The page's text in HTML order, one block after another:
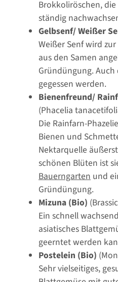
Brokkoliröschen,
ständig
Gelbsenf/ Weißer
Weißer Senf wird
aus den Samen
Gründüngung.
gegessen werden.
Bienenfreund/
(Phacelia
Die Rainfarn-
Bienen und
Nektarquelle
schönen Blüten ist
Bauerngarten und
Gründüngung.
Mizuna (Bio)
Ein schnell
asiatisches
geerntet werden
Postelein (Bio)
Sehr vielseitiges,